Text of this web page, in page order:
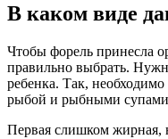
В каком виде
Чтобы форель принесла
правильно выбрать.
ребенка. Так,
рыбой и рыбными
Первая слишком жирная,